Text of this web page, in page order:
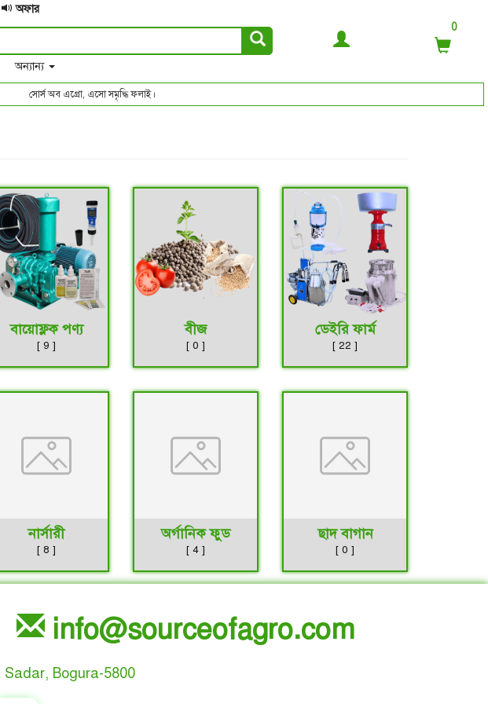
অফার
0
অন্যান্য
সোর্স অব এগ্রো, এসো সমৃদ্ধি ফলাই।
বায়োফ্লক পণ্য
[ 9 ]
বীজ
[ 0 ]
ডেইরি ফার্ম
[ 22 ]
নার্সারী
[ 8 ]
অর্গানিক ফুড
[ 4 ]
ছাদ বাগান
[ 0 ]
info@sourceofagro.com
Bogura-5800